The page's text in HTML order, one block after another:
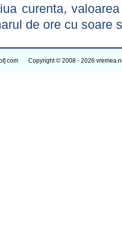
curenta,
de ore cu soare
com Copyright © 2008 - 2026